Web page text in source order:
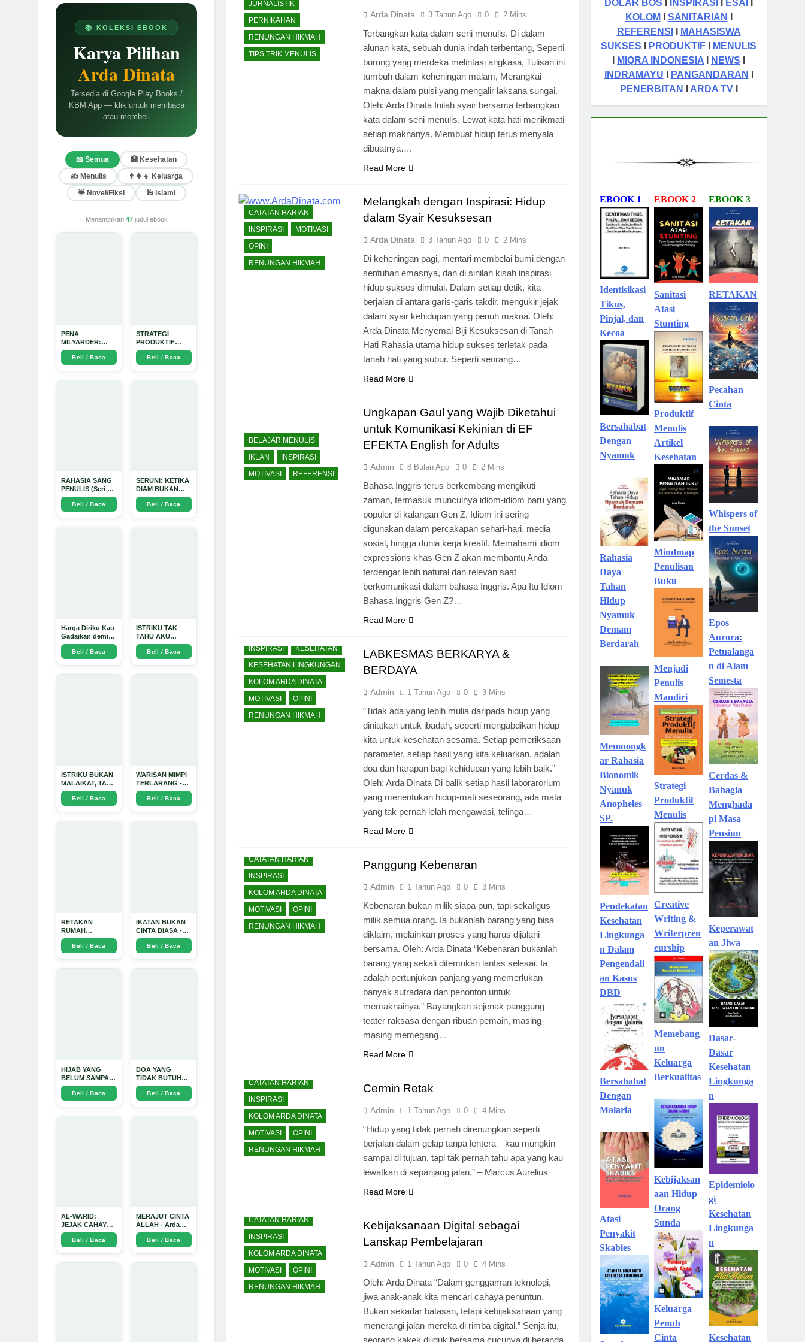
📚 KOLEKSI EBOOK
Karya Pilihan
Arda Dinata
Tersedia di Google Play Books /
KBM App — klik untuk membaca
atau membeli
📖 Semua
🏥 Kesehatan
✍️ Menulis
👨‍👩‍👧 Keluarga
🌟 Novel/Fiksi
🕌 Islami
Menampilkan 47judul ebook
PENA
MILYARDER:
Kisah, Rahasia
Sukses, dan
Panduan Menjadi
Beli / Baca
STRATEGI
PRODUKTIF
MENULIS
UPDATE - Arda
Dinata
Beli / Baca
RAHASIA SANG
PENULIS (Seri 1)
- Arda Dinata
Beli / Baca
SERUNI: KETIKA
DIAM BUKAN
LAGI PILIHAN -
Arda Dinata
Beli / Baca
Harga Diriku Kau
Gadaikan demi
Perempuan Itu -
Arda Dinata
Beli / Baca
ISTRIKU TAK
TAHU AKU
PENGUSAHA
EMAS - Arda
Dinata
Beli / Baca
ISTRIKU BUKAN
MALAIKAT, TAPI
AKU JUGA
TIDAK SUCI -
Beli / Baca
WARISAN MIMPI
TERLARANG -
Arda Dinata
Beli / Baca
RETAKAN
RUMAH
TANGGA:
Sebuah
Perjalanan
Beli / Baca
IKATAN BUKAN
CINTA BIASA -
Arda Dinata
Beli / Baca
HIJAB YANG
BELUM SAMPAI
KE HATI: Ketika
Cinta Seorang
Ustadz Menjadi
Beli / Baca
DOA YANG
TIDAK BUTUH
SINYAL: Kisah
Tiga Jiwa yang
Tersesat di Era AI
Beli / Baca
AL-WARID:
JEJAK CAHAYA
DI ANTARA DUA
ZAMAN - Arda
Dinata
Beli / Baca
MERAJUT CINTA
ALLAH - Arda
Dinata
Beli / Baca
JURNALISTIK
PERNIKAHAN
RENUNGAN HIKMAH
TIPS TRIK MENULIS
Arda Dinata 3 Tahun Ago 0 2 Mins
Terbangkan kata dalam seni menulis. Di dalam
alunan kata, sebuah dunia indah terbentang, Seperti
burung yang merdeka melintasi angkasa, Tulisan ini
tumbuh dalam keheningan malam, Merangkai
makna dalam puisi yang mengalir laksana sungai.
Oleh: Arda Dinata Inilah syair bersama terbangkan
kata dalam seni menulis. Lewat kata hati menikmati
setiap maknanya. Membuat hidup terus menyala
dibuatnya….
Read More
CATATAN HARIAN
INSPIRASI
MOTIVASI
OPINI
RENUNGAN HIKMAH
Melangkah dengan Inspirasi: Hidup
dalam Syair Kesuksesan
Arda Dinata 3 Tahun Ago 0 2 Mins
Di keheningan pagi, mentari membelai bumi dengan
sentuhan emasnya, dan di sinilah kisah inspirasi
hidup sukses dimulai. Dalam setiap detik, kita
berjalan di antara garis-garis takdir, mengukir jejak
dalam syair kehidupan yang penuh makna. Oleh:
Arda Dinata Menyemai Biji Kesuksesan di Tanah
Hati Rahasia utama hidup sukses terletak pada
tanah hati yang subur. Seperti seorang…
Read More
BELAJAR MENULIS
IKLAN
INSPIRASI
MOTIVASI
REFERENSI
Ungkapan Gaul yang Wajib Diketahui
untuk Komunikasi Kekinian di EF
EFEKTA English for Adults
Admin 8 Bulan Ago 0 2 Mins
Bahasa Inggris terus berkembang mengikuti
zaman, termasuk munculnya idiom-idiom baru yang
populer di kalangan Gen Z. Idiom ini sering
digunakan dalam percakapan sehari-hari, media
sosial, hingga dunia kerja kreatif. Memahami idiom
expressions khas Gen Z akan membantu Anda
terdengar lebih natural dan relevan saat
berkomunikasi dalam bahasa Inggris. Apa Itu Idiom
Bahasa Inggris Gen Z?…
Read More
INSPIRASI
KESEHATAN
KESEHATAN LINGKUNGAN
KOLOM ARDA DINATA
MOTIVASI
OPINI
RENUNGAN HIKMAH
LABKESMAS BERKARYA &
BERDAYA
Admin 1 Tahun Ago 0 3 Mins
“Tidak ada yang lebih mulia daripada hidup yang
diniatkan untuk ibadah, seperti mengabdikan hidup
kita untuk kesehatan sesama. Setiap pemeriksaan
parameter, setiap hasil yang kita keluarkan, adalah
doa dan harapan bagi kehidupan yang lebih baik.”
Oleh: Arda Dinata Di balik setiap hasil laborarorium
yang menentukan hidup-mati seseorang, ada mata
yang tak pernah lelah mengawasi, telinga…
Read More
CATATAN HARIAN
INSPIRASI
KOLOM ARDA DINATA
MOTIVASI
OPINI
RENUNGAN HIKMAH
Panggung Kebenaran
Admin 1 Tahun Ago 0 3 Mins
Kebenaran bukan milik siapa pun, tapi sekaligus
milik semua orang. Ia bukanlah barang yang bisa
diklaim, melainkan proses yang harus dijalani
bersama. Oleh: Arda Dinata “Kebenaran bukanlah
barang yang sekali ditemukan lantas selesai. Ia
adalah pertunjukan panjang yang memerlukan
banyak sutradara dan penonton untuk
memaknainya.” Bayangkan sejenak panggung
teater raksasa dengan ribuan pemain, masing-
masing memegang…
Read More
CATATAN HARIAN
INSPIRASI
KOLOM ARDA DINATA
MOTIVASI
OPINI
RENUNGAN HIKMAH
Cermin Retak
Admin 1 Tahun Ago 0 4 Mins
“Hidup yang tidak pernah direnungkan seperti
berjalan dalam gelap tanpa lentera—kau mungkin
sampai di tujuan, tapi tak pernah tahu apa yang kau
lewatkan di sepanjang jalan.” – Marcus Aurelius
Read More
CATATAN HARIAN
INSPIRASI
KOLOM ARDA DINATA
MOTIVASI
OPINI
RENUNGAN HIKMAH
Kebijaksanaan Digital sebagai
Lanskap Pembelajaran
Admin 1 Tahun Ago 0 4 Mins
Oleh: Arda Dinata “Dalam genggaman teknologi,
jiwa anak-anak kita mencari cahaya penuntun.
Bukan sekadar batasan, tetapi kebijaksanaan yang
menerangi jalan mereka di rimba digital.” Senja itu,
seorang kakek duduk bersama cucunya di beranda
DOLAR BOS
INSPIRASI ESAI
KOLOM
SANITARIAN
REFERENSI
MAHASISWA
SUKSES
PRODUKTIF
MENULIS
MIQRA INDONESIA NEWS
INDRAMAYU
PANGANDARAN
PENERBITAN
ARDA TVI
EBOOK 1
Identisikasi
Tikus,
Pinjal, dan
Kecoa
Bersahabat
Dengan
Nyamuk
Rahasia
Daya
Tahan
Hidup
Nyamuk
Demam
Berdarah
Memnongk
ar Rahasia
Bionomik
Nyanuk
Anopheles
SP.
Pendekatan
Kesehatan
Lingkunga
n Dalam
Pengendali
an Kasus
DBD
Bersahabat
Dengan
Malaria
Atasi
Penyakit
Skabies
EBOOK 2
Sanitasi
Atasi
Stunting
Produktif
Menulis
Artikel
Kesehatan
Mindmap
Penulisan
Buku
Menjadi
Penulis
Mandiri
Strategi
Produktif
Menulis
Creative
Writing &
Writerpren
eurship
Memebang
un
Keluarga
Berkualitas
Kebijaksan
aan Hidup
Orang
Sunda
Keluarga
Penuh
Cinta
EBOOK 3
RETAKAN
Pecahan
Cinta
Whispers of
the Sunset
Epos
Aurora:
Petualanga
n di Alam
Semesta
Cerdas &
Bahagia
Menghada
pi Masa
Pensiun
Keperawat
an Jiwa
Dasar-
Dasar
Kesehatan
Lingkunga
n
Epidemiolo
gi
Kesehatan
Lingkunga
n
Kesehatan